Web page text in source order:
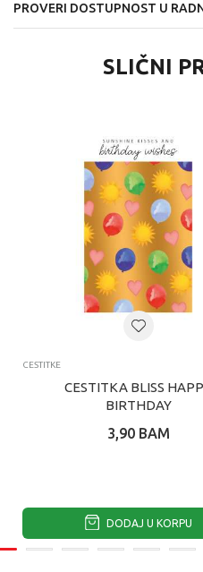
PROVERI DOSTUPNOST U
SLIČNI
CESTITKE
CESTITKA BLISS
BIRTHDAY
3,90 BAM
DODAJ U KORPU